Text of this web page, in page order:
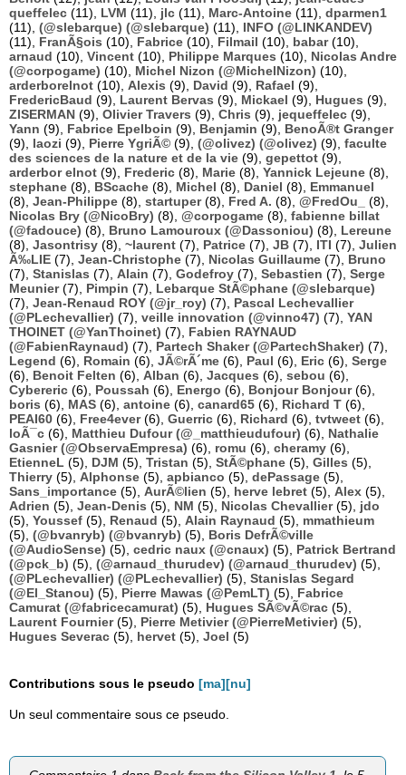
queffelec (11), LVM (11), jlc (11), Marc-Antoine (11), dparmen1
(11), (@slebarque) (@slebarque) (11), INFO (@LINKANDEV)
(11), FranÃ§ois (10), Fabrice (10), Filmail (10), babar(10),
arnaud (10), Vincent (10), Philippe Marques (10), Nicolas Andre
(@corpogame) (10), Michel Nizon (@MichelNizon) (10),
arderborelnot (10), Alexis (9), David (9), Rafael (9),
FredericBaud (9), Laurent Bervas (9), Mickael (9), Hugues (9),
ZISERMAN (9), Olivier Travers (9), Chris (9), jequeffelec (9),
Yann (9), Fabrice Epelboin (9), Benjamin (9), BenoÃ®t Granger
(9), laozi (9), Pierre YgriÃ© (9), (@olivez) (@olivez) (9), faculte
des sciences de la nature et de la vie (9), gepettot (9),
arderbor elnot (9), Frederic (8), Marie (8), Yannick Lejeune (8),
stephane (8), BScache (8), Michel (8), Daniel (8), Emmanuel
(8), Jean-Philippe (8), startuper(8), Fred A. (8), @FredOu_
(8),
Nicolas Bry (@NicoBry) (8), @corpogame (8), fabienne billat
(@fadouce) (8), Bruno Lamouroux (@Dassoniou) (8), Lereune
(8), Jasontrisy (8), ~laurent (7), Patrice (7), JB (7), ITI (7), Julien
Ã‰LIE (7), Jean-Christophe (7), Nicolas Guillaume (7), Bruno
(7), Stanislas (7), Alain (7), Godefroy (7), Sebastien (7), Serge
Meunier(7), Pimpin (7), Lebarque StÃ©phane (@slebarque)
(7), Jean-Renaud ROY (@jr_roy) (7), Pascal Lechevallier
(@PLechevallier) (7), veille innovation (@vinno47) (7), YAN
THOINET (@YanThoinet) (7), Fabien RAYNAUD
(@FabienRaynaud) (7), Partech Shaker (@PartechShaker) (7),
Legend (6), Romain (6), JÃ©rÃ´me (6), Paul (6), Eric (6), Serge
(6), Benoit Felten (6), Alban (6), Jacques (6), sebou (6),
Cybereric (6), Poussah (6), Energo (6), Bonjour Bonjour(6),
boris (6), MAS (6), antoine (6), canard65 (6), Richard T (6),
PEAI60 (6), Free4ever(6), Guerric (6), Richard (6), tvtweet (6),
loÃ¯c (6), Matthieu Dufour (@_matthieudufour) (6), Nathalie
Gasnier (@ObservaEmpresa) (6), romu (6), cheramy (6),
EtienneL (5), DJM (5), Tristan (5), StÃ©phane (5), Gilles (5),
Thierry (5), Alphonse (5), apbianco (5), dePassage (5),
Sans_importance (5), AurÃ©lien (5), herve lebret (5), Alex (5),
Adrien (5), Jean-Denis (5), NM (5), Nicolas Chevallier(5), jdo
(5), Youssef (5), Renaud (5), Alain Raynaud (5), mmathieum
(5), (@bvanryb) (@bvanryb) (5), Boris DefrÃ©ville
(@AudioSense) (5), cedric naux (@cnaux) (5), Patrick Bertrand
(@pck_b) (5), (@arnaud_thurudev) (@arnaud_thurudev) (5),
(@PLechevallier) (@PLechevallier) (5), Stanislas Segard
(@El_Stanou) (5), Pierre Mawas (@PemLT) (5), Fabrice
Camurat (@fabricecamurat) (5), Hugues SÃ©vÃ©rac (5),
Laurent Fournier(5), Pierre Metivier (@PierreMetivier) (5),
Hugues Severac (5), hervet (5), Joel (5)
Contributions sous le pseudo [ma][nu]
Un seul commentaire sous ce pseudo.